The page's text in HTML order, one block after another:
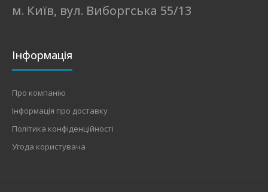
м. Київ, вул. Виборгська 55/13
Інформація
Про компанію
Інформація про доставку
Політика конфіденційності
Угода користувача